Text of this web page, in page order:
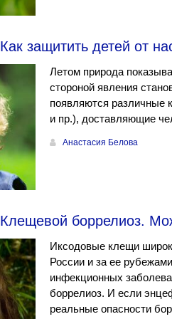
Как защитить детей от
Летом природа
стороной явления
появляются различные
и пр.), доставляющие
Анастасия Белова
Клещевой боррелиоз.
Иксодовые клещи
России и за ее
инфекционных
боррелиоз. И если
реальные опасности